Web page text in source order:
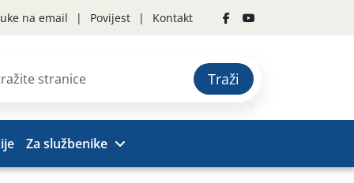
na email Povijest Kontakt
Traži
Za službenike